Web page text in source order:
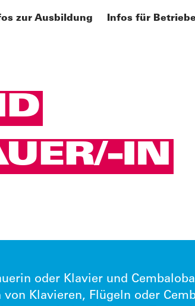
zur Ausbildung Infos für Betriebe
IN
oder Klavier und
von Klavieren, Flügeln oder